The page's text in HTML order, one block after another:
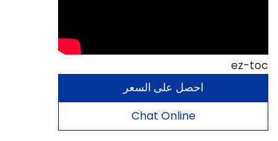
ez-toc
احصل على السعر
Chat Online